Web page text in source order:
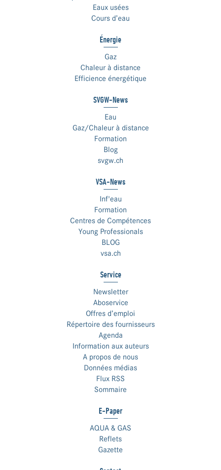
Eaux usées
Cours d’eau
Énergie
Gaz
Chaleur à distance
Efficience énergétique
SVGW-News
Eau
Gaz/Chaleur à distance
Formation
Blog
svgw.ch
VSA-News
Inf'eau
Formation
Centres de Compétences
Young Professionals
BLOG
vsa.ch
Service
Newsletter
Aboservice
Offres d’emploi
Répertoire des fournisseurs
Agenda
Information aux auteurs
A propos de nous
Données médias
Flux RSS
Sommaire
E-Paper
AQUA & GAS
Reflets
Gazette